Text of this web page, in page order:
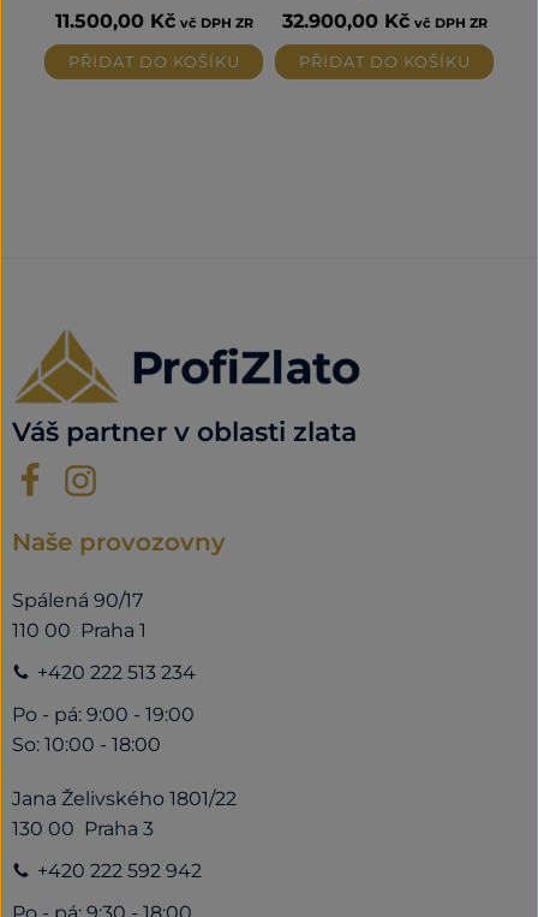
11.500,00 Kč vč DPH ZR
PŘIDAT DO KOŠÍKU
32.900,00 Kč vč DPH ZR
PŘIDAT DO KOŠÍKU
Váš partner v oblasti zlata
Naše provozovny
Spálená 90/17
110 00 Praha 1
+420 222 513 234
Po - pá: 9:00 - 19:00
So: 10:00 - 18:00
Jana Želivského 1801/22
130 00 Praha 3
+420 222 592 942